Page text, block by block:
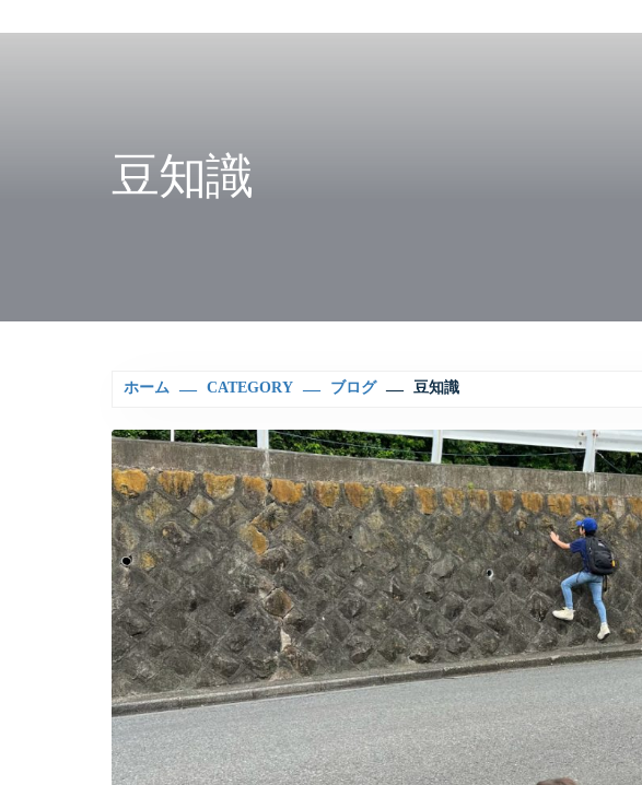
豆知識
ホーム CATEGORY ブログ 豆知識